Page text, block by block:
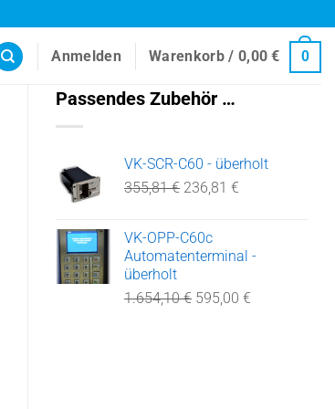
Anmelden Warenkorb / 0,00€ 0
Passendes Zubehör …
VK-SCR-C60 - überholt
355,81€ Ursprünglicher
355,81 €
236,81 €
VK-OPP-C60c
Automatenterminal -
überholt
1.654,10€ Ursprünglicher
595,00 €